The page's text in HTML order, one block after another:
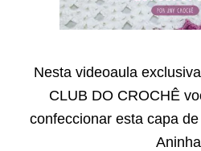
Nesta videoaula
CLUB DO CROCHÊ
confeccionar esta capa